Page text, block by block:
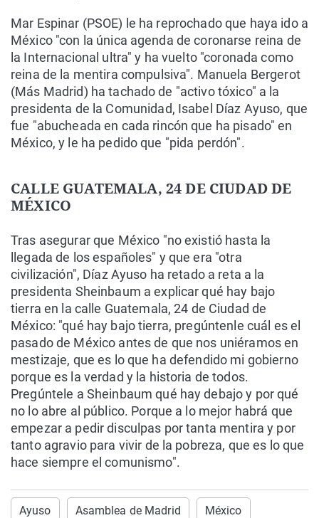
Mar Espinar (PSOE) le ha reprochado que haya ido a
México "con la única agenda de coronarse reina de
la Internacional ultra" y ha vuelto "coronada como
reina de la mentira compulsiva". Manuela Bergerot
(Más Madrid) ha tachado de "activo tóxico" a la
presidenta de la Comunidad, Isabel Díaz Ayuso, que
fue "abucheada en cada rincón que ha pisado" en
México, y le ha pedido que "pida perdón".
CALLE GUATEMALA, 24 DE CIUDAD DE
MÉXICO
Tras asegurar que México "no existió hasta la
llegada de los españoles" y que era "otra
civilización", Díaz Ayuso ha retado a reta a la
presidenta Sheinbaum a explicar qué hay bajo
tierra en la calle Guatemala, 24 de Ciudad de
México: "qué hay bajo tierra, pregúntenle cuál es el
pasado de México antes de que nos uniéramos en
mestizaje, que es lo que ha defendido mi gobierno
porque es la verdad y la historia de todos.
Pregúntele a Sheinbaum qué hay debajo y por qué
no lo abre al público. Porque a lo mejor habrá que
empezar a pedir disculpas por tanta mentira y por
tanto agravio para vivir de la pobreza, que es lo que
hace siempre el comunismo".
Ayuso Asamblea de Madrid México